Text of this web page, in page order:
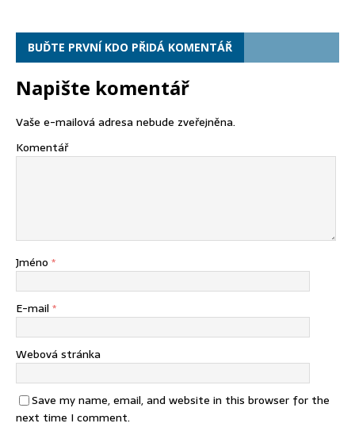
BUĎTE PRVNÍ KDO PŘIDÁ KOMENTÁŘ
Napište komentář
Vaše e-mailová adresa nebude zveřejněna.
Komentář
Jméno *
E-mail *
Webová stránka
Save my name, email, and website in this browser for the
next time I comment.